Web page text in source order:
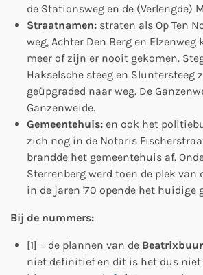
de Stationsweg en de (Verlengde)
Straatnamen: straten als Op Ten
weg, Achter Den Berg en
meer of zijn er nooit gekomen.
Hakselsche steeg en Sluntersteeg
geüpgraded naar weg. De
Ganzenweide.
Gemeentehuis: en ook het
zich nog in de Notaris
brandde het gemeentehuis af.
Sterrenberg werd toen de plek van
in de jaren '70 opende het huidige
Bij de nummers:
[1] = de plannen van de
niet definitief en dit is het dus niet